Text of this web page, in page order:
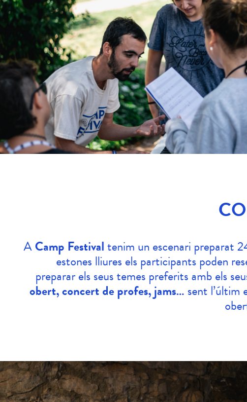
ACamp Festivaltenim un escenari preparat
estones lliures els participants poden
preparar els seus temes preferits amb els
obert, concert de profes, jams… sent l’últim